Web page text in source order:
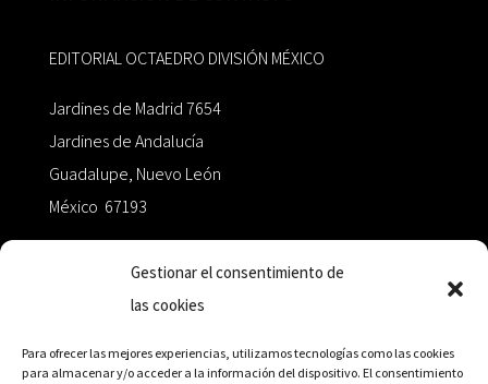
Gestionar el consentimiento de
las cookies
Para ofrecer las mejores experiencias, utilizamos tecnologías como las cookies
para almacenar y/o acceder a la información del dispositivo. El consentimiento
EDITORIAL OCTAEDRO DIVISIÓN MÉXICO
Jardines de Madrid 7654
Jardines de Andalucía
Guadalupe, Nuevo León
México 67193
+52 811.499.5638